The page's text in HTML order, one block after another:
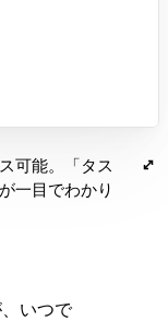
可能。「タス
一目でわかり
いつで